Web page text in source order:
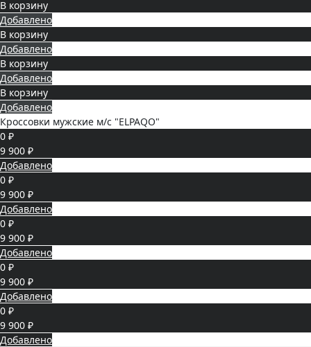
В корзину
Добавлено
В корзину
Добавлено
В корзину
Добавлено
В корзину
Добавлено
Кроссовки мужские м/с "ELPAQO"
0 ₽
9 900 ₽
Добавлено
0 ₽
9 900 ₽
Добавлено
0 ₽
9 900 ₽
Добавлено
0 ₽
9 900 ₽
Добавлено
0 ₽
9 900 ₽
Добавлено